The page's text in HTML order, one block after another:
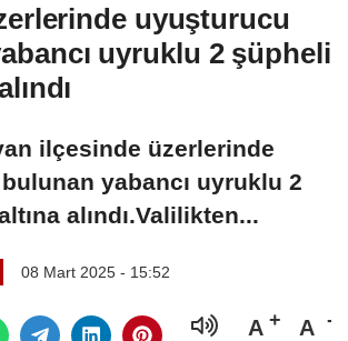
uyuşturucu
uyruklu 2 şüpheli
ilçesinde üzerlerinde
yabancı uyruklu 2
alındı.Valilikten...
08 Mart 2025 - 15:52
A A